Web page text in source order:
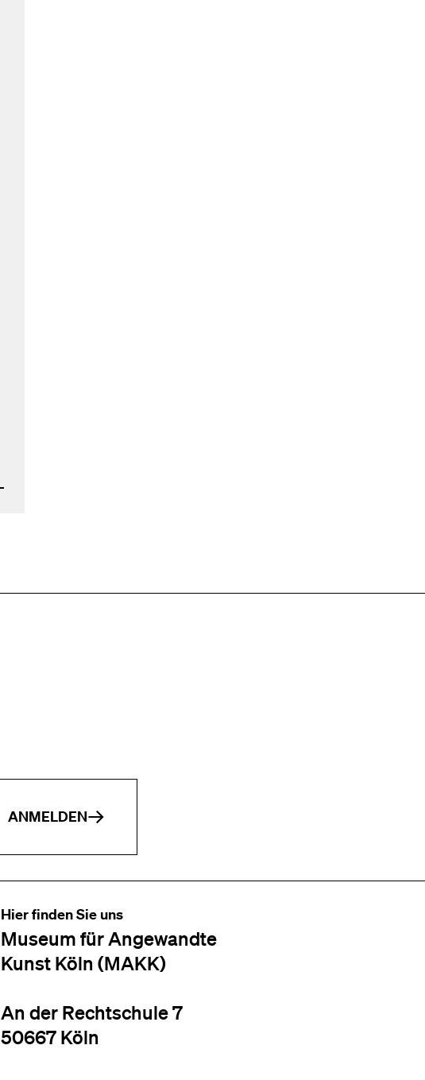
ANMELDEN
Hier finden Sie uns
Museum für Angewandte
Kunst Köln (MAKK)
An der Rechtschule 7
50667 Köln